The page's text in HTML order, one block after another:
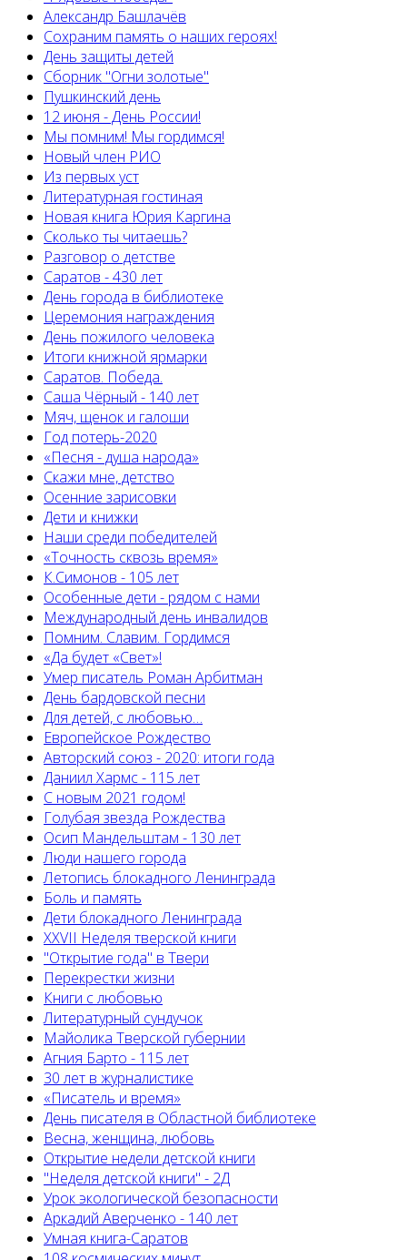
Александр Башлачёв
Сохраним память о наших героях!
День защиты детей
Сборник "Огни золотые"
Пушкинский день
12 июня - День России!
Мы помним! Мы гордимся!
Новый член РИО
Из первых уст
Литературная гостиная
Новая книга Юрия Каргина
Сколько ты читаешь?
Разговор о детстве
Саратов - 430 лет
День города в библиотеке
Церемония награждения
День пожилого человека
Итоги книжной ярмарки
Саратов. Победа.
Саша Чёрный - 140 лет
Мяч, щенок и галоши
Год потерь-2020
«Песня - душа народа»
Скажи мне, детство
Осенние зарисовки
Дети и книжки
Наши среди победителей
«Точность сквозь время»
К.Симонов - 105 лет
Особенные дети - рядом с нами
Международный день инвалидов
Помним. Славим. Гордимся
«Да будет «Свет»!
Умер писатель Роман Арбитман
День бардовской песни
Для детей, с любовью…
Европейскоe Рождество
Авторский союз - 2020: итоги года
Даниил Хармс - 115 лет
С новым 2021 годом!
Голубая звезда Рождества
Осип Мандельштам - 130 лет
Люди нашего города
Летопись блокадного Ленинграда
Боль и память
Дети блокадного Ленинграда
XXVII Неделя тверской книги
"Открытие года" в Твери
Перекрестки жизни
Книги с любовью
Литературный сундучок
Майолика Тверской губернии
Агния Барто - 115 лет
30 лет в журналистике
«Писатель и время»
День писателя в Областной библиотеке
Весна, женщина, любовь
Открытие недели детской книги
"Неделя детской книги" - 2Д
Урок экологической безопасности
Аркадий Аверченко - 140 лет
Умная книга-Саратов